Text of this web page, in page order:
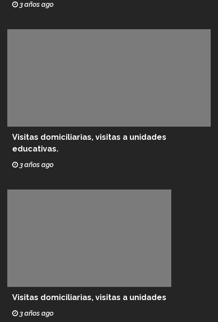
3 años ago
Visitas domiciliarias, visitas a unidades
educativas.
3 años ago
Visitas domiciliarias, visitas a unidades
3 años ago